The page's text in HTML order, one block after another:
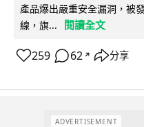
產品爆出嚴重安全漏洞，被
線，旗...
閱讀全文
259 62 ↗ 分享
ADVERTISEMENT